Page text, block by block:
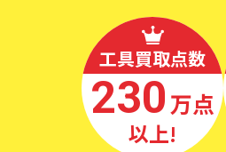
工具買取点数
230万点
以上!